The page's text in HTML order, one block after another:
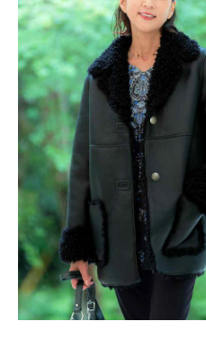
プルオーバー
ブルゾン コート
2026サマーコレクション
POP UP